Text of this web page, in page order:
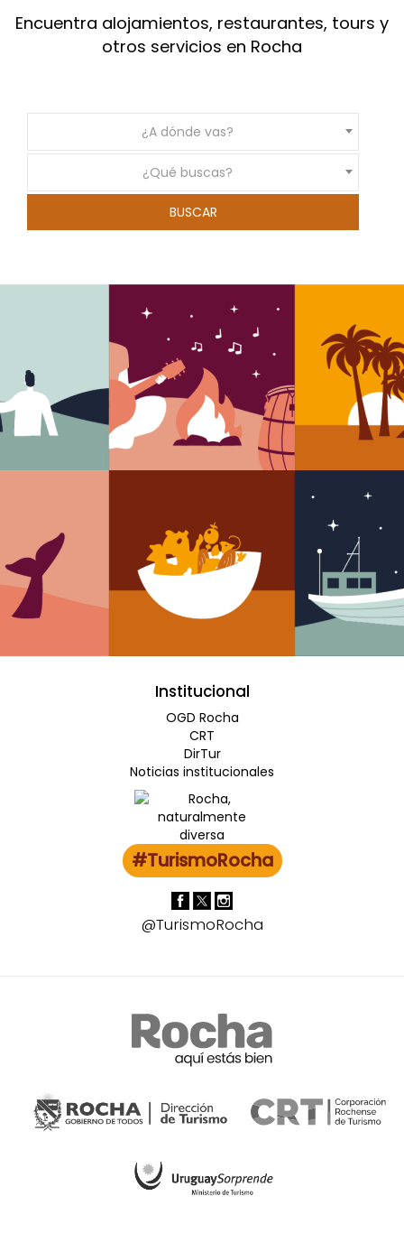
Encuentra alojamientos, restaurantes, tours y
otros servicios en Rocha
¿A dónde vas?
¿Qué buscas?
Institucional
OGD Rocha
CRT
DirTur
Noticias institucionales
#TurismoRocha
@TurismoRocha